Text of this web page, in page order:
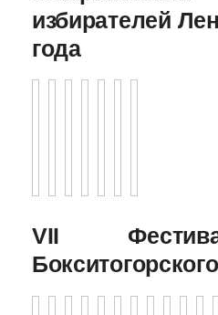
избирателей
года
VII